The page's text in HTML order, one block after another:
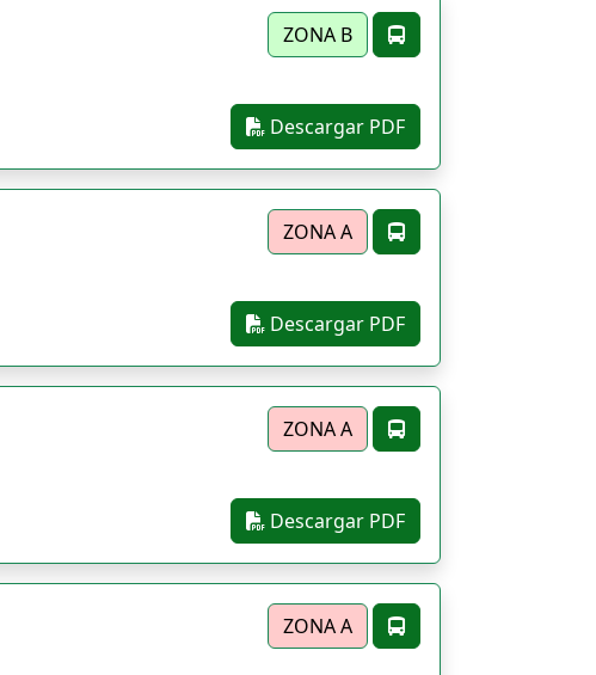
ZONA B
Descargar PDF
ZONA A
Descargar PDF
ZONA A
Descargar PDF
ZONA A